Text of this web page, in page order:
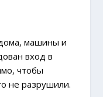
машины и
вход в
чтобы
не разрушили.